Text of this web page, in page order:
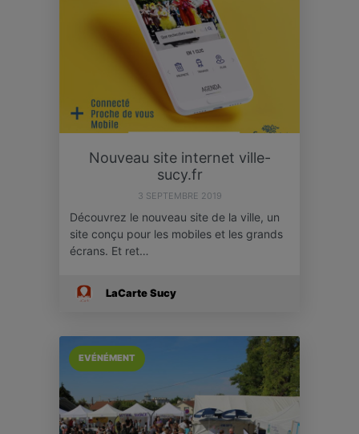
Nouveau site internet ville-
sucy.fr
3 SEPTEMBRE 2019
Découvrez le nouveau site de la ville, un
site conçu pour les mobiles et les grands
écrans. Et ret…
LaCarte Sucy
EVÉNÉMENT